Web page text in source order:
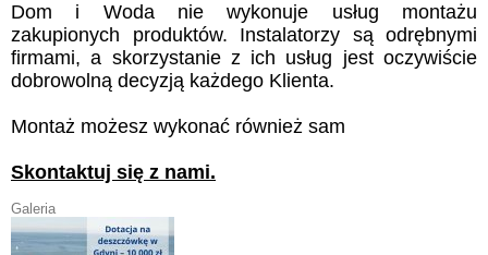
Dom i Woda nie wykonuje usług montażu
zakupionych produktów. Instalatorzy są odrębnymi
firmami, a skorzystanie z ich usług jest oczywiście
dobrowolną decyzją każdego Klienta.
Montaż możesz wykonać również sam
Skontaktuj się z nami.
Galeria